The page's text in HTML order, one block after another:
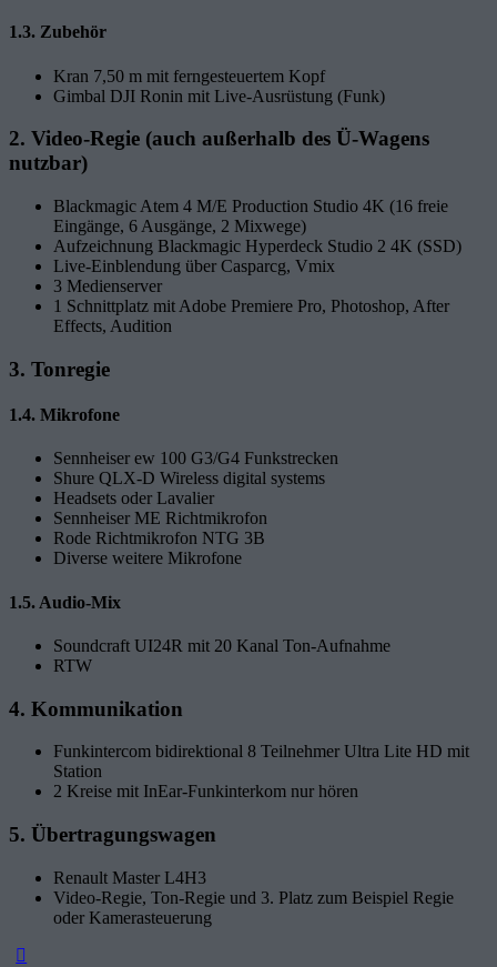
1.3. Zubehör
Kran 7,50 m mit ferngesteuertem Kopf
Gimbal DJI Ronin mit Live-Ausrüstung (Funk)
2. Video-Regie (auch außerhalb des Ü-Wagens
nutzbar)
Blackmagic Atem 4 M/E Production Studio 4K (16 freie
Eingänge, 6 Ausgänge, 2 Mixwege)
Aufzeichnung Blackmagic Hyperdeck Studio 2 4K (SSD)
Live-Einblendung über Casparcg, Vmix
3 Medienserver
1 Schnittplatz mit Adobe Premiere Pro, Photoshop, After
Effects, Audition
3. Tonregie
1.4. Mikrofone
Sennheiser ew 100 G3/G4 Funkstrecken
Shure QLX-D Wireless digital systems
Headsets oder Lavalier
Sennheiser ME Richtmikrofon
Rode Richtmikrofon NTG 3B
Diverse weitere Mikrofone
1.5. Audio-Mix
Soundcraft UI24R mit 20 Kanal Ton-Aufnahme
RTW
4. Kommunikation
Funkintercom bidirektional 8 Teilnehmer Ultra Lite HD mit
Station
2 Kreise mit InEar-Funkinterkom nur hören
5. Übertragungswagen
Renault Master L4H3
Video-Regie, Ton-Regie und 3. Platz zum Beispiel Regie
oder Kamerasteuerung